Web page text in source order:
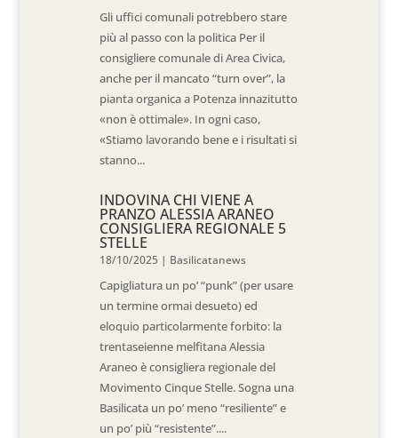
Gli uffici comunali potrebbero stare
più al passo con la politica Per il
consigliere comunale di Area Civica,
anche per il mancato “turn over”, la
pianta organica a Potenza innazitutto
«non è ottimale». In ogni caso,
«Stiamo lavorando bene e i risultati si
stanno...
INDOVINA CHI VIENE A
PRANZO ALESSIA ARANEO
CONSIGLIERA REGIONALE 5
STELLE
18/10/2025 | Basilicatanews
Capigliatura un po’ “punk” (per usare
un termine ormai desueto) ed
eloquio particolarmente forbito: la
trentaseienne melfitana Alessia
Araneo è consigliera regionale del
Movimento Cinque Stelle. Sogna una
Basilicata un po’ meno “resiliente” e
un po’ più “resistente”....